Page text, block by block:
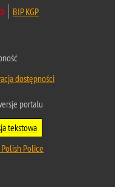
BIP KGP
dostępności
portalu
tekstowa
Police